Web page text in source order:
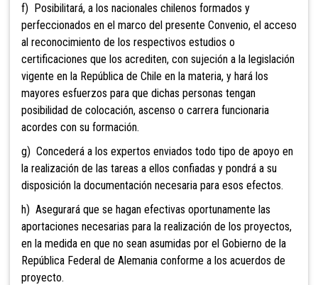
f) Posibilitará, a los nacionales chilenos formados y
perfeccionados en el marco del presente Convenio, el acceso
al reconocimiento de los respectivos estudios o
certificaciones que los acrediten, con sujeción a la legislación
vigente en la República de Chile en la materia, y hará los
mayores esfuerzos para que dichas personas tengan
posibilidad de colocación, ascenso o carrera funcionaria
acordes con su formación.
g) Concederá a los expertos enviados todo tipo de apoyo en
la realización de las tareas a ellos confiadas y pondrá a su
disposición la documentación necesaria para esos efectos.
h) Asegurará que se hagan efectivas oportunamente las
aportaciones necesarias para la realización de los proyectos,
en la medida en que no sean asumidas por el Gobierno de la
República Federal de Alemania conforme a los acuerdos de
proyecto.